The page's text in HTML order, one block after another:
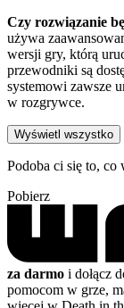
Czy rozwiązanie
używa
wersji gry, którą
przewodniki są
systemowi zawsze
w rozgrywce.
Wyświetl wszystko
Podoba ci się to, co
Pobierz
za darmo i dołącz
pomocom w grze,